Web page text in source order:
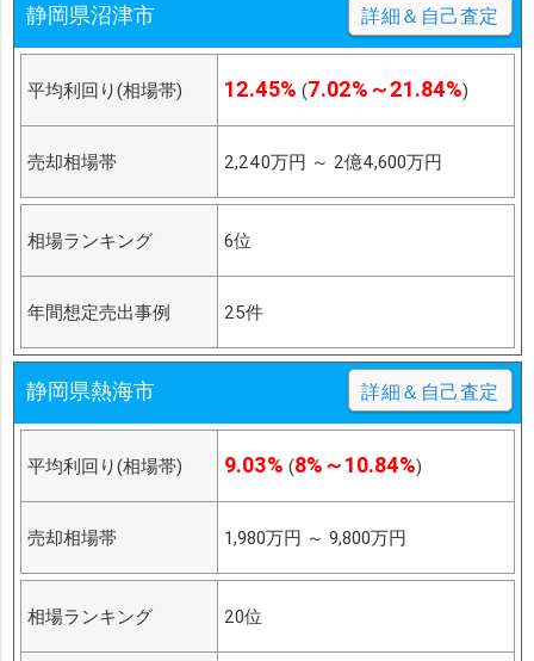
静岡県沼津市 詳細＆自己査定
平均利回り(相場帯) 12.45% (7.02%～21.84%)
売却相場帯 2,240万円 ～ 2億4,600万円
相場ランキング 6位
年間想定売出事例 25件
静岡県熱海市 詳細＆自己査定
平均利回り(相場帯) 9.03% (8%～10.84%)
売却相場帯 1,980万円 ～ 9,800万円
相場ランキング 20位